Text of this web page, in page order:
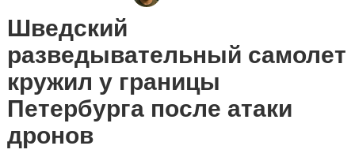
Шведский
разведывательный самолет
кружил у границы
Петербурга после атаки
дронов